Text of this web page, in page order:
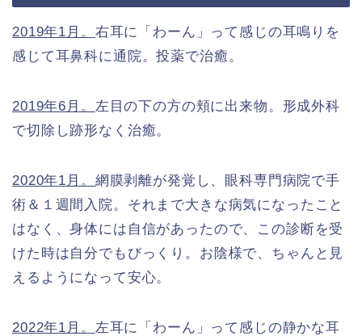
2019年1月。 右耳に「わーん」って感じの耳鳴りを
感じて耳鼻科に通院。投薬で治癒。
2019年6月。 左目の下の方の頬に出来物。形成外科
で切除し跡形なく治癒。
2020年1月。 網膜剥離が発覚し、眼科専門病院で手
術＆１週間入院。それまで大きな病気になったこと
はなく、身体には自信があったので、この診断を受
けた時は自分でもびっくり。お陰様で、ちゃんと見
えるようになって安心。
2022年1月。 左耳に「わーん」って感じの静かな耳